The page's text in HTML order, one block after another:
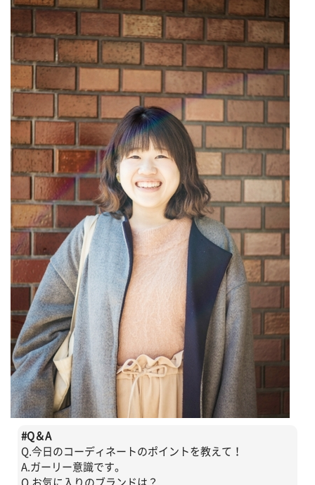
#Q＆A
Q.今日のコーディネートのポイントを教えて！
A.ガーリー意識です。
Q.お気に入りのブランドは？